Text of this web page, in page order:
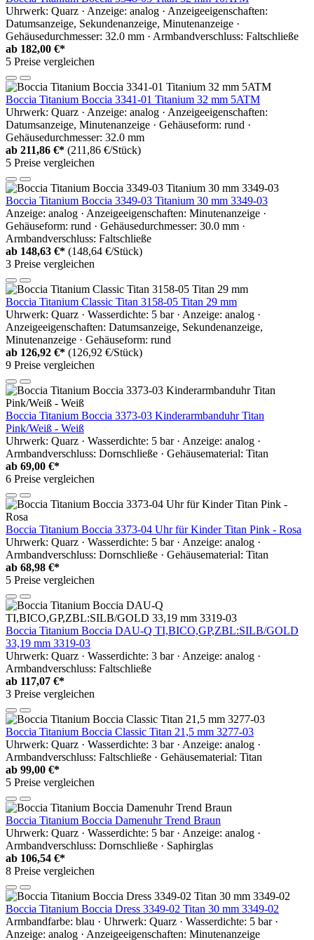
Uhrwerk: Quarz · Anzeige: analog · Anzeigeeigenschaften:
Datumsanzeige, Sekundenanzeige, Minutenanzeige ·
Gehäusedurchmesser: 32.0 mm · Armbandverschluss: Faltschließe
ab 182,00 €*
5 Preise vergleichen
Boccia Titanium Boccia 3341-01 Titanium 32 mm 5ATM
Uhrwerk: Quarz · Anzeige: analog · Anzeigeeigenschaften:
Datumsanzeige, Minutenanzeige · Gehäuseform: rund ·
Gehäusedurchmesser: 32.0 mm
ab 211,86 €* (211,86 €/Stück)
5 Preise vergleichen
Boccia Titanium Boccia 3349-03 Titanium 30 mm 3349-03
Anzeige: analog · Anzeigeeigenschaften: Minutenanzeige ·
Gehäuseform: rund · Gehäusedurchmesser: 30.0 mm ·
Armbandverschluss: Faltschließe
ab 148,63 €* (148,64 €/Stück)
3 Preise vergleichen
Boccia Titanium Classic Titan 3158-05 Titan 29 mm
Uhrwerk: Quarz · Wasserdichte: 5 bar · Anzeige: analog ·
Anzeigeeigenschaften: Datumsanzeige, Sekundenanzeige,
Minutenanzeige · Gehäuseform: rund
ab 126,92 €* (126,92 €/Stück)
9 Preise vergleichen
Boccia Titanium Boccia 3373-03 Kinderarmbanduhr Titan
Pink/Weiß - Weiß
Uhrwerk: Quarz · Wasserdichte: 5 bar · Anzeige: analog ·
Armbandverschluss: Dornschließe · Gehäusematerial: Titan
ab 69,00 €*
6 Preise vergleichen
Boccia Titanium Boccia 3373-04 Uhr für Kinder Titan Pink - Rosa
Uhrwerk: Quarz · Wasserdichte: 5 bar · Anzeige: analog ·
Armbandverschluss: Dornschließe · Gehäusematerial: Titan
ab 68,98 €*
5 Preise vergleichen
Boccia Titanium Boccia DAU-Q TI,BICO,GP,ZBL:SILB/GOLD
33,19 mm 3319-03
Uhrwerk: Quarz · Wasserdichte: 3 bar · Anzeige: analog ·
Armbandverschluss: Faltschließe
ab 117,07 €*
3 Preise vergleichen
Boccia Titanium Boccia Classic Titan 21,5 mm 3277-03
Uhrwerk: Quarz · Wasserdichte: 3 bar · Anzeige: analog ·
Armbandverschluss: Faltschließe · Gehäusematerial: Titan
ab 99,00 €*
5 Preise vergleichen
Boccia Titanium Boccia Damenuhr Trend Braun
Uhrwerk: Quarz · Wasserdichte: 5 bar · Anzeige: analog ·
Armbandverschluss: Dornschließe · Saphirglas
ab 106,54 €*
8 Preise vergleichen
Boccia Titanium Boccia Dress 3349-02 Titan 30 mm 3349-02
Armbandfarbe: blau · Uhrwerk: Quarz · Wasserdichte: 5 bar ·
Anzeige: analog · Anzeigeeigenschaften: Minutenanzeige